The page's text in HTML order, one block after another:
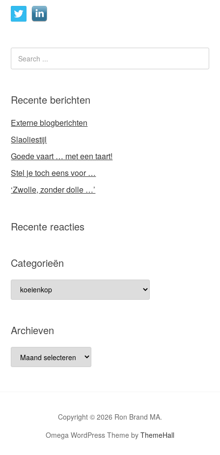
Recente berichten
Externe blogberichten
Slaoliestijl
Goede vaart … met een taart!
Stel je toch eens voor …
‘Zwolle, zonder dolle …’
Recente reacties
Categorieën
Categorieën
Archieven
Archieven
Copyright © 2026 Ron Brand MA.
Omega WordPress Theme by ThemeHall